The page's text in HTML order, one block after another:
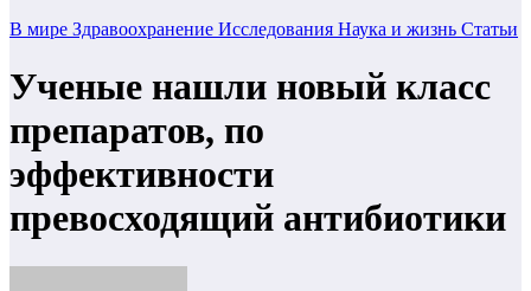
В мире Здравоохранение Исследования Наука и жизнь Статьи
Ученые нашли новый класс
препаратов, по
эффективности
превосходящий антибиотики